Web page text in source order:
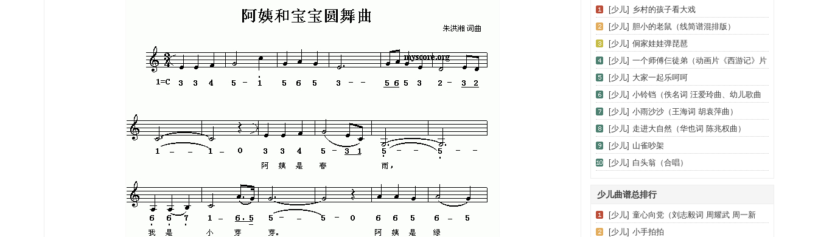
[少儿] 乡村的孩子看大戏
[少儿] 胆小的老鼠（线简谱混排版）
[少儿] 侗家娃娃弹琵琶
[少儿] 一个师傅仨徒弟（动画片《西游记》片
尾歌、合唱）
[少儿] 大家一起乐呵呵
[少儿] 小铃铛（佚名词 汪爱玲曲、幼儿歌曲
钢琴伴奏）
[少儿] 小雨沙沙（王海词 胡袁萍曲）
[少儿] 走进大自然（华也词 陈兆权曲）
[少儿] 山雀吵架
[少儿] 白头翁（合唱）
少儿曲谱总排行
[少儿] 童心向党（刘志毅词 周耀武 周一新
曲）
[少儿] 小手拍拍